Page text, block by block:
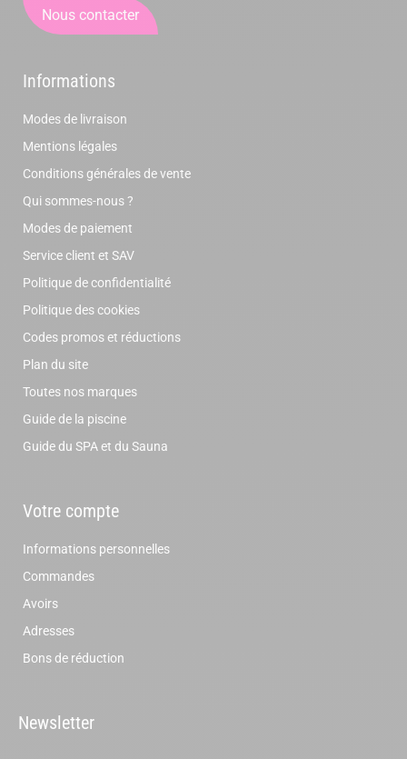
Nous contacter
Informations
Modes de livraison
Mentions légales
Conditions générales de vente
Qui sommes-nous ?
Modes de paiement
Service client et SAV
Politique de confidentialité
Politique des cookies
Codes promos et réductions
Plan du site
Toutes nos marques
Guide de la piscine
Guide du SPA et du Sauna
Votre compte
Informations personnelles
Commandes
Avoirs
Adresses
Bons de réduction
Newsletter